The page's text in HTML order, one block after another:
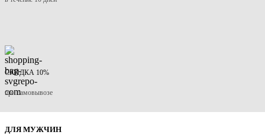
СКИДКА 10%
при самовывозе
ДЛЯ МУЖЧИН